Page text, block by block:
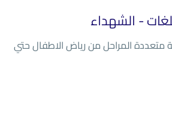
- الشهداء
2002 مدرسة متعددة المراحل من رياض الاطفال حتي